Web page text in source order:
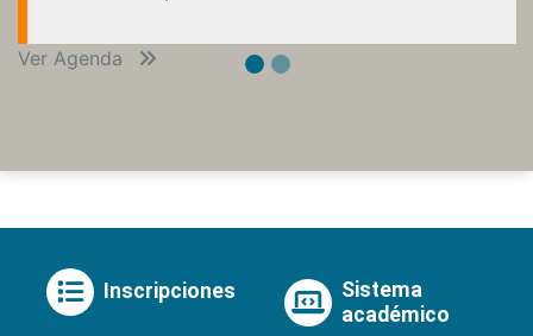
Ver Agenda
Inscripciones
Sistema
académico